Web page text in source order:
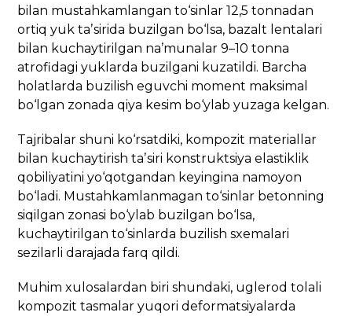
bilan mustahkamlangan to‘sinlar 12,5 tonnadan
ortiq yuk taʼsirida buzilgan bo‘lsa, bazalt lentalari
bilan kuchaytirilgan naʼmunalar 9–10 tonna
atrofidagi yuklarda buzilgani kuzatildi. Barcha
holatlarda buzilish eguvchi moment maksimal
bo‘ lgan zonada qiya kesim bo‘ylab yuzaga kelgan.
Tajribalar shuni ko‘rsatdiki, kompozit materiallar
bilan kuchaytirish taʼsiri konstruktsiya elastiklik
qobiliyatini yo‘qotgandan keyingina namoyon
bo‘ ladi. Mustahkamlanmagan to‘sinlar betonning
siqilgan zonasi bo‘ylab buzilgan bo‘lsa,
kuchaytirilgan to‘sinlarda buzilish sxemalari
sezilarli darajada farq qildi.
Muhim xulosalardan biri shundaki, uglerod tolali
kompozit tasmalar yuqori deformatsiyalarda